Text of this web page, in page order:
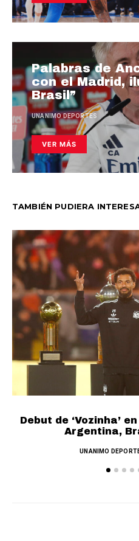
Palabras de
con el Madrid,
Brasil”
UNANIMO DEPORTES
VER MÁS
TAMBIÉN PUDIERA
Debut de ‘Vozinha’
Argentina,
UNANIMO